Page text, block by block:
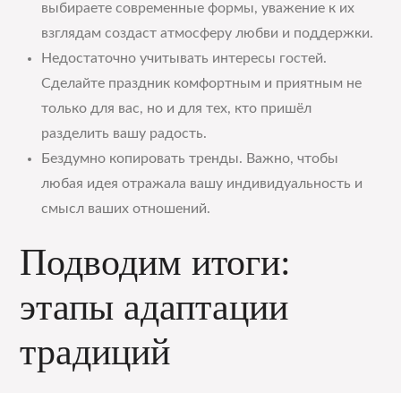
выбираете современные формы, уважение к их
взглядам создаст атмосферу любви и поддержки.
Недостаточно учитывать интересы гостей.
Сделайте праздник комфортным и приятным не
только для вас, но и для тех, кто пришёл
разделить вашу радость.
Бездумно копировать тренды. Важно, чтобы
любая идея отражала вашу индивидуальность и
смысл ваших отношений.
Подводим итоги:
этапы адаптации
традиций